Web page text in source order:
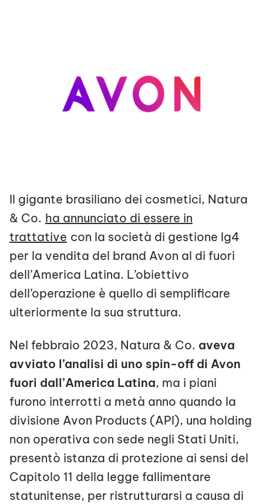
Il gigante brasiliano dei cosmetici, Natura
& Co. ha annunciato di essere in
trattative con la società di gestione Ig4
per la vendita del brand Avon al di fuori
dell’America Latina. L’obiettivo
dell’operazione è quello di semplificare
ulteriormente la sua struttura.
Nel febbraio 2023, Natura & Co. aveva
avviato l’analisi di uno spin-off di Avon
fuori dall’America Latina, ma i piani
furono interrotti a metà anno quando la
divisione Avon Products (API), una holding
non operativa con sede negli Stati Uniti,
presentò istanza di protezione ai sensi del
Capitolo 11 della legge fallimentare
statunitense, per ristrutturarsi a causa di